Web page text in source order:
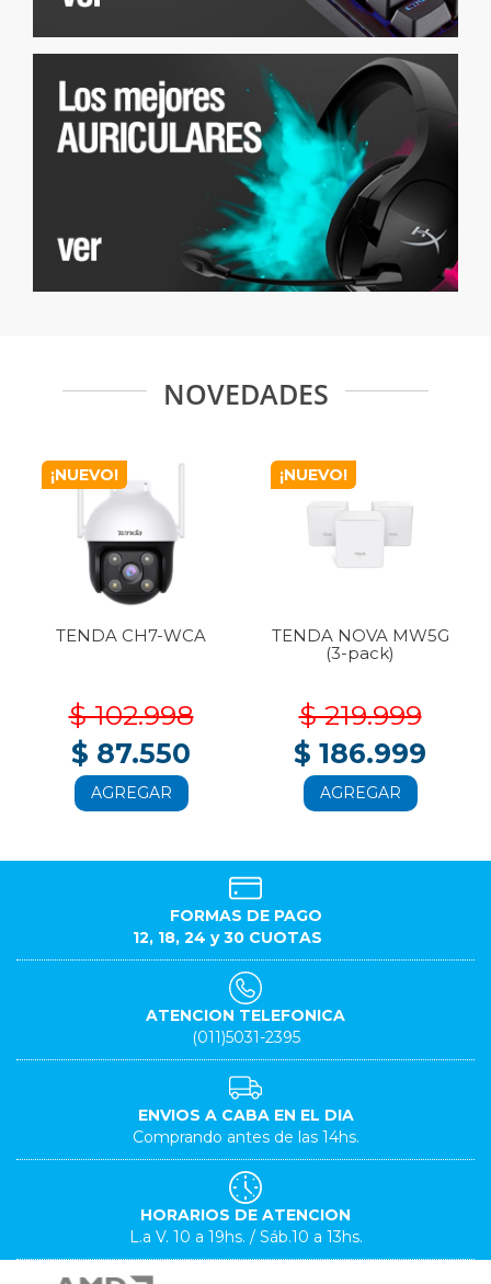
NOVEDADES
¡NUEVO!
TENDA CH7-WCA
$ 102.998
$ 87.550
AGREGAR
¡NUEVO!
TENDA NOVA MW5G
(3-pack)
$ 219.999
$ 186.999
AGREGAR
FORMAS DE PAGO
12, 18, 24 y 30 CUOTAS
ATENCION TELEFONICA
(011)5031-2395
ENVIOS A CABA EN EL DIA
Comprando antes de las 14hs.
HORARIOS DE ATENCION
L.a V. 10 a 19hs. / Sáb.10 a 13hs.